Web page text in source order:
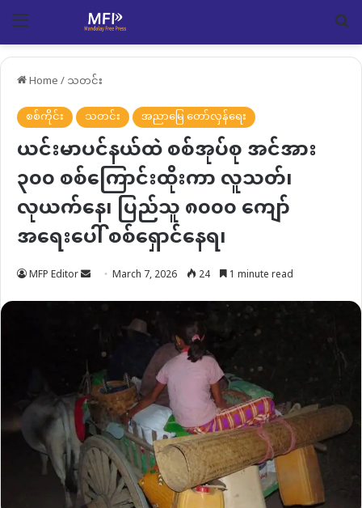
Menu
Home/သတင်း
စစ်ကိုင်း
သတင်း အညာမြေ တော်လှန်ရေး
ယင်းမာပင်နယ်ထဲ စစ်အုပ်စု အင်အား
၃၀၀ စစ်ကြောင်းထိုးကာ လူသတ်၊
လုယက်နေ၊ ပြည်သူ ၈၀၀၀ ကျော်
အရေးပေါ် စစ်ရှောင်နေရ၊
MFP Editor SendMarch 7, 2026 24 1 minute read